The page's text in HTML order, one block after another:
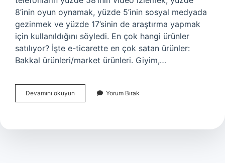
8’inin oyun oynamak, yüzde 5’inin sosyal medyada
gezinmek ve yüzde 17’sinin de araştırma yapmak
için kullanıldığını söyledi. En çok hangi ürünler
satılıyor? İşte e-ticarette en çok satan ürünler:
Bakkal ürünleri/market ürünleri. Giyim,…
Devamını okuyun İNternette
En
Yapıyoruz
Yorum Bırak